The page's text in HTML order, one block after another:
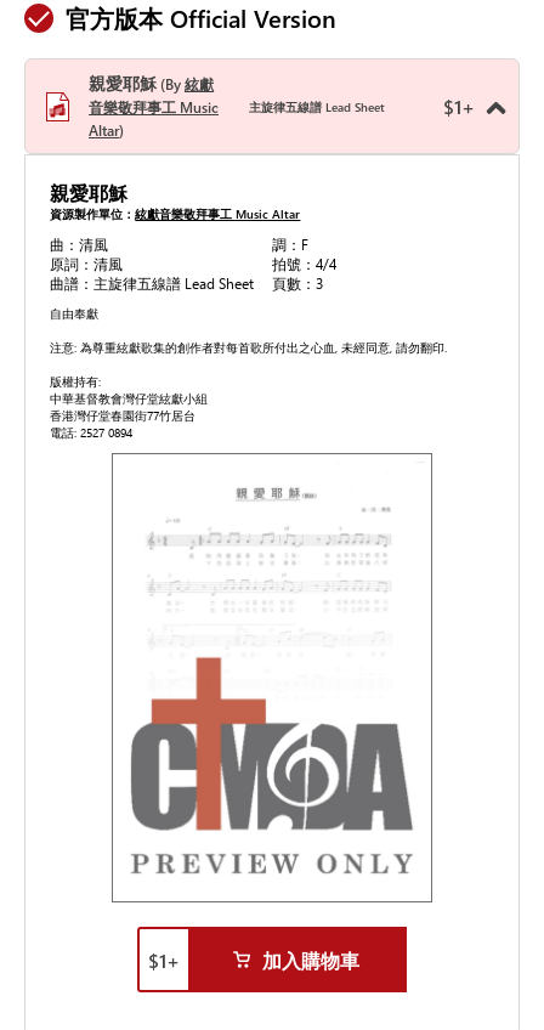
官方版本 Official Version
親愛耶穌 By絃獻
音樂敬拜事工 Music
Altar
主旋律五線譜 Lead Sheet $1+
$1+ 加入購物車
親愛耶穌
資源製作單位：絃獻音樂敬拜事工 Music Altar
曲：清風
原詞：清風
曲譜：主旋律五線譜 Lead Sheet
調：F
拍號：4/4
頁數：3
自由奉獻
注意: 為尊重絃獻歌集的創作者對每首歌所付出之心血, 未經同意, 請勿翻印.
版權持有:
中華基督教會灣仔堂絃獻小組
香港灣仔堂春園街77竹居台
電話: 2527 0894